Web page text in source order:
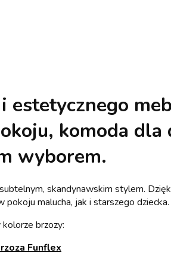
estetycznego
komoda dla
wyborem.
skandynawskim stylem.
malucha, jak i starszego dziecka.
brzozy:
Funflex